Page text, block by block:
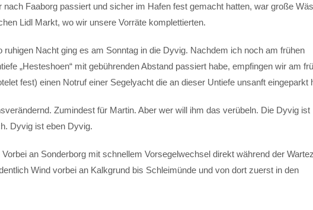
Faaborg passiert und sicher im Hafen fest gemacht hatten, war große
Lidl Markt, wo wir unsere Vorräte komplettierten.
ruhigen Nacht ging es am Sonntag in die Dyvig. Nachdem ich noch am frühen
„Hesteshoen“ mit gebührenden Abstand passiert habe, empfingen wir am
fest) einen Notruf einer Segelyacht die an dieser Untiefe unsanft eingeparkt
Zumindest für Martin. Aber wer will ihm das verübeln. Die Dyvig ist
Dyvig ist eben Dyvig.
an Sonderborg mit schnellem Vorsegelwechsel direkt während der
Wind vorbei an Kalkgrund bis Schleimünde und von dort zuerst in den